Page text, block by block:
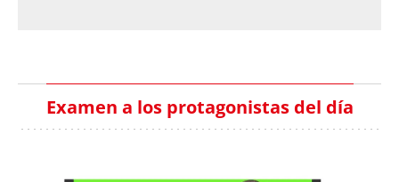
Examen a los protagonistas del día